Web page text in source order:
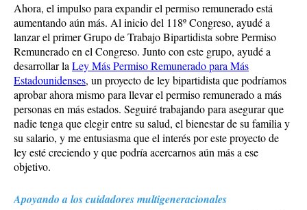
Ahora, el impulso para expandir el permiso remunerado está
aumentando aún más. Al inicio del 118º Congreso, ayudé a
lanzar el primer Grupo de Trabajo Bipartidista sobre Permiso
Remunerado en el Congreso. Junto con este grupo, ayudé a
desarrollar la Ley Más Permiso Remunerado para Más
Estadounidenses, un proyecto de ley bipartidista que podríamos
aprobar ahora mismo para llevar el permiso remunerado a más
personas en más estados. Seguiré trabajando para asegurar que
nadie tenga que elegir entre su salud, el bienestar de su familia y
su salario, y me entusiasma que el interés por este proyecto de
ley esté creciendo y que podría acercarnos aún más a ese
objetivo.
Apoyando a los cuidadores multigeneracionales